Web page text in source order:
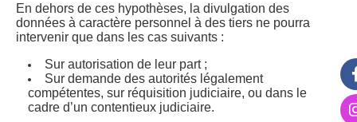
En dehors de ces hypothèses, la divulgation des
données à caractère personnel à des tiers ne pourra
intervenir que dans les cas suivants :
Sur autorisation de leur part ;
Sur demande des autorités légalement
compétentes, sur réquisition judiciaire, ou dans le
cadre d’un contentieux judiciaire.